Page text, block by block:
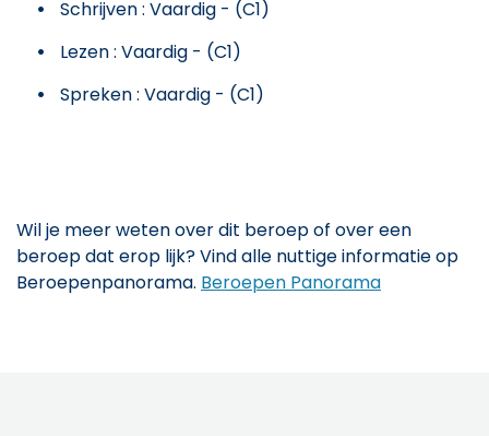
Schrijven : Vaardig - (C1)
Lezen : Vaardig - (C1)
Spreken : Vaardig - (C1)
Wil je meer weten over dit beroep of over een
beroep dat erop lijk? Vind alle nuttige informatie op
Beroepenpanorama. Beroepen Panorama